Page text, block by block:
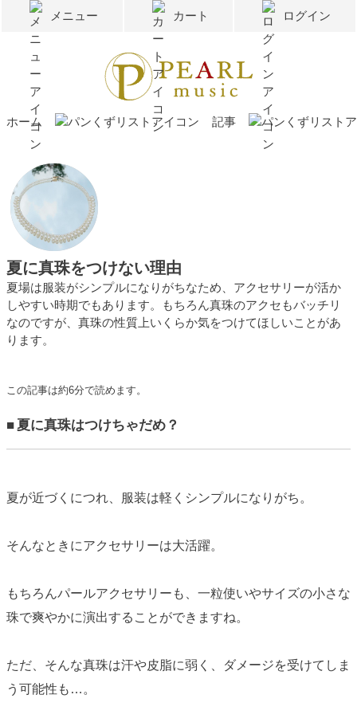
メニュー カート ログイン
ホーム 記事
夏に真珠をつけない理由
夏場は服装がシンプルになりがちなため、アクセサリーが活か
しやすい時期でもあります。もちろん真珠のアクセもバッチリ
なのですが、真珠の性質上いくらか気をつけてほしいことがあ
ります。
この記事は約6分で読めます。
■ 夏に真珠はつけちゃだめ？
夏が近づくにつれ、服装は軽くシンプルになりがち。
そんなときにアクセサリーは大活躍。
もちろんパールアクセサリーも、一粒使いやサイズの小さな
珠で爽やかに演出することができますね。
ただ、そんな真珠は汗や皮脂に弱く、ダメージを受けてしま
う可能性も…。